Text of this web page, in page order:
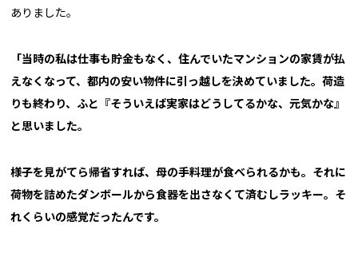
ありました。
「当時の私は仕事も貯金もなく、住んでいたマンションの家賃が払
えなくなって、都内の安い物件に引っ越しを決めていました。荷造
りも終わり、ふと『そういえば実家はどうしてるかな、元気かな』
と思いました。
様子を見がてら帰省すれば、母の手料理が食べられるかも。それに
荷物を詰めたダンボールから食器を出さなくて済むしラッキー。そ
れくらいの感覚だったんです。